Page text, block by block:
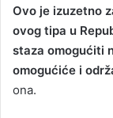
Ovo je izuzetno
ovog tipa u
staza omogućiti
omogućiće i
ona.